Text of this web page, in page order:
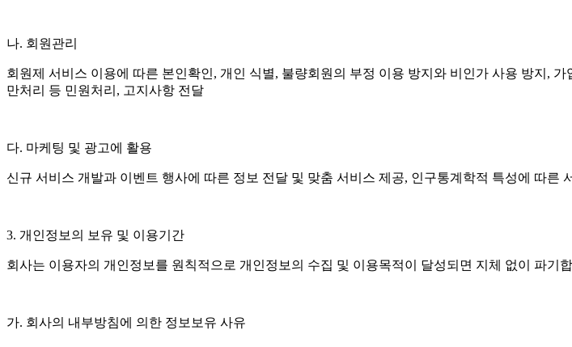
나. 회원관리
회원제 서비스 이용에 따른 본인확인, 개인 식별, 불량회원의 부정 이용 방지와 비인가 사용 방지,
만처리 등 민원처리, 고지사항 전달
다. 마케팅 및 광고에 활용
신규 서비스 개발과 이벤트 행사에 따른 정보 전달 및 맞춤 서비스 제공, 인구통계학적 특성에 따른
3. 개인정보의 보유 및 이용기간
회사는 이용자의 개인정보를 원칙적으로 개인정보의 수집 및 이용목적이 달성되면 지체 없이 파
가. 회사의 내부방침에 의한 정보보유 사유